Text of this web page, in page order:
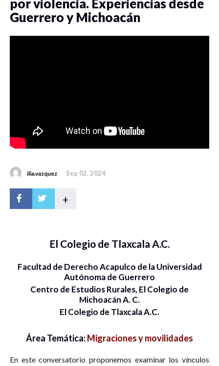
por violencia. Experiencias desde
Guerrero y Michoacán
ilia.vazquez Sep 02, 2024
+
El Colegio de Tlaxcala A.C.
Facultad de Derecho Acapulco de la Universidad
Autónoma de Guerrero
Centro de Estudios Rurales, El Colegio de
Michoacán A. C.
El Colegio de Tlaxcala A.C.
Área Temática:Migraciones y movilidades
En este conversatorio proponemos examinar los vínculos